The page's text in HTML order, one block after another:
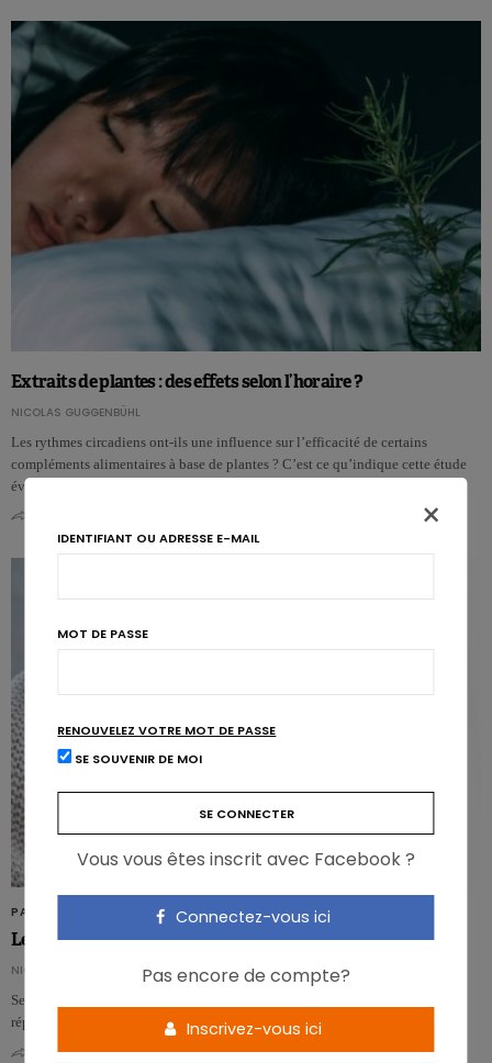
Extraits de plantes : des effets selon l’horaire ?
NICOLAS GUGGENBÜHL
Les rythmes circadiens ont-ils une influence sur l’efficacité de certains
compléments alimentaires à base de plantes ? C’est ce qu’indique cette étude
évalu…
PATHOLOGIES
Le froid aiderait à lutter contre le diabète
NICOLAS GUGGENBÜHL
Selon les recherches d’une équipe de l’Université de Maastricht, l’exposition
répétée au froid pourrait constituer une stratégie alternative pour le traitem…
0
×
IDENTIFIANT OU ADRESSE E-MAIL
MOT DE PASSE
RENOUVELEZ VOTRE MOT DE PASSE
SE SOUVENIR DE MOI
Vous vous êtes inscrit avec Facebook ?
Connectez-vous ici
Pas encore de compte?
Inscrivez-vous ici